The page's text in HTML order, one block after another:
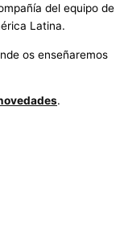
del equipo de
Latina.
os enseñaremos
.